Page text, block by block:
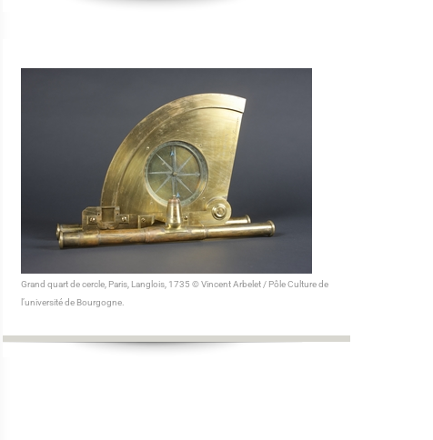
Grand quart de cercle , Paris, Langlois, 1735 © Vincent Arbelet / Pôle Culture de
l’université de Bourgogne.